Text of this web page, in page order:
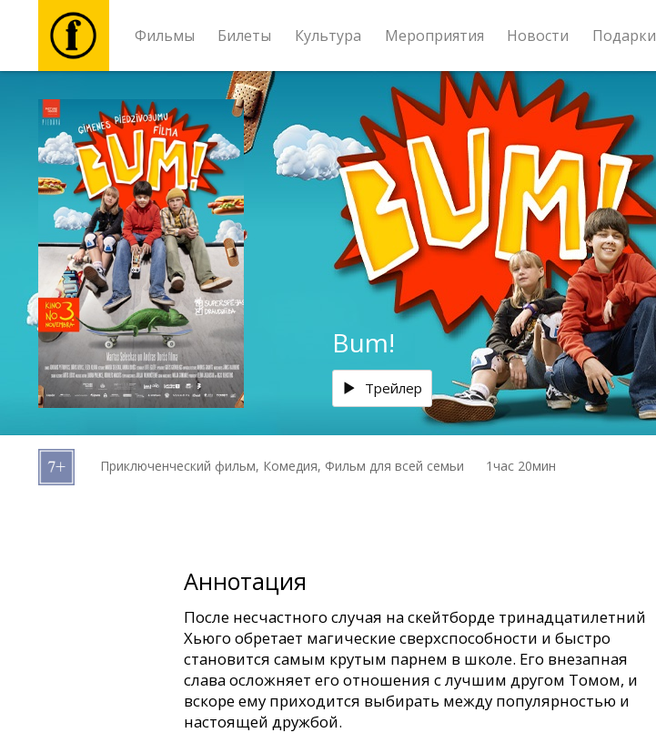
Фильмы Билеты Культура Мероприятия Новости Подарки
Фильмы
Билеты
Культура
Мероприятия
Новости
Подарки
B2B
Bum!
Трейлер
Приключенческий фильм, Комедия, Фильм для всей семьи 1час 20мин
Аннотация
После несчастного случая на скейтборде тринадцатилетний
Хьюго обретает магические сверхспособности и быстро
становится самым крутым парнем в школе. Его внезапная
слава осложняет его отношения с лучшим другом Томом, и
вскоре ему приходится выбирать между популярностью и
настоящей дружбой.